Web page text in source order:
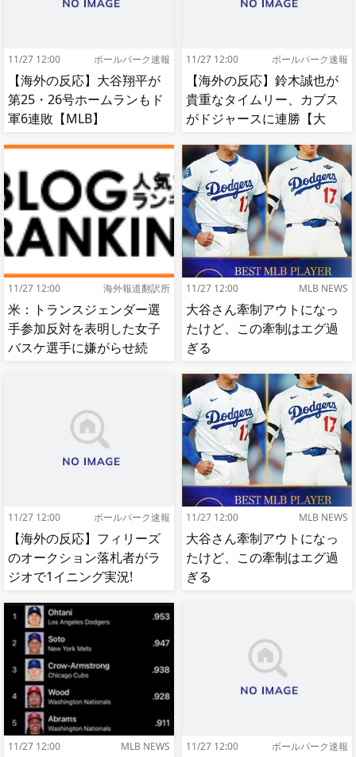
11/27 12:00 ボールパーク速報
【海外の反応】大谷翔平が
第25・26号ホームランもド
軍6連敗【MLB】
11/27 12:00 ボールパーク速報
【海外の反応】鈴木誠也が
貴重なタイムリー、カブス
がドジャースに連勝【大
11/27 12:00 海外報道翻訳所
米：トランスジェンダー選
手参加反対を表明した女子
バスケ選手に嫌がらせ続
11/27 12:00 MLB NEWS
大谷さん牽制アウトになっ
たけど、この牽制はエグ過
ぎる
11/27 12:00 ボールパーク速報
【海外の反応】フィリーズ
のオークション落札者がラ
ジオで1イニング実況!
11/27 12:00 MLB NEWS
大谷さん牽制アウトになっ
たけど、この牽制はエグ過
ぎる
11/27 12:00 MLB NEWS 11/27 12:00 ボールパーク速報